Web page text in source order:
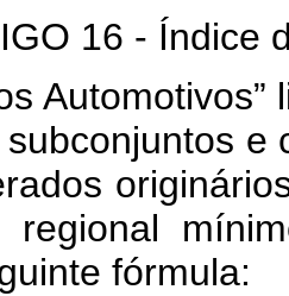
16 - Índice
e
regional
fórmula: